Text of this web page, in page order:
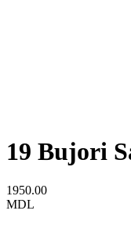
19 Bujori
1950.00
MDL